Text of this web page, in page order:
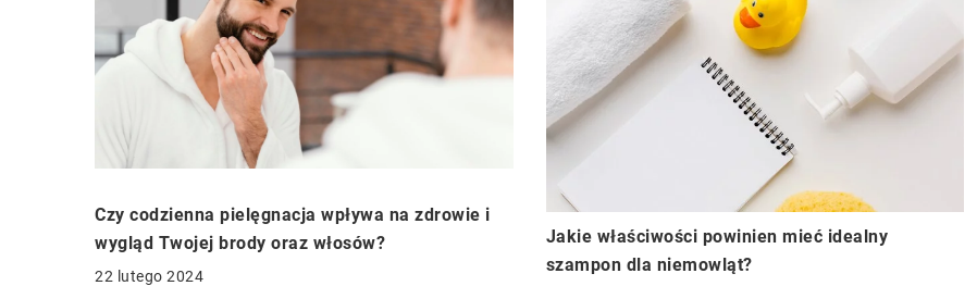
Czy codzienna pielęgnacja wpływa na zdrowie i
wygląd Twojej brody oraz włosów?
22 lutego 2024
Jakie właściwości powinien mieć idealny
szampon dla niemowląt?